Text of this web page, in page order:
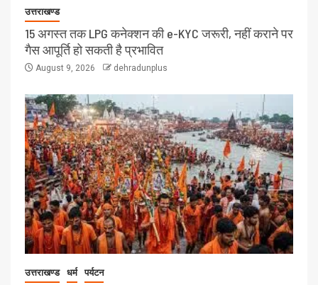
उत्तराखण्ड
15 अगस्त तक LPG कनेक्शन की e-KYC जरूरी, नहीं कराने पर
गैस आपूर्ति हो सकती है प्रभावित
August 9, 2026 dehradunplus
उत्तराखण्ड धर्म पर्यटन